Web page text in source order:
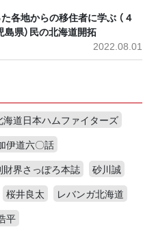
各地からの移住者に学ぶ （４
島県）民の北海道開拓
2022.08.01
海道日本ハムファイターズ
伊道六〇話
財界さっぽろ本誌
砂川誠
桜井良太
レバンガ北海道
平